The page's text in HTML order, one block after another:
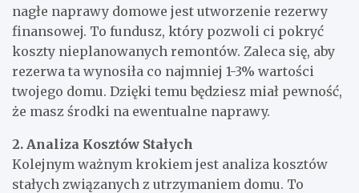
nagłe naprawy domowe jest utworzenie rezerwy
finansowej. To fundusz, który pozwoli ci pokryć
koszty nieplanowanych remontów. Zaleca się, aby
rezerwa ta wynosiła co najmniej 1-3% wartości
twojego domu. Dzięki temu będziesz miał pewność,
że masz środki na ewentualne naprawy.
2. Analiza Kosztów Stałych
Kolejnym ważnym krokiem jest analiza kosztów
stałych związanych z utrzymaniem domu. To